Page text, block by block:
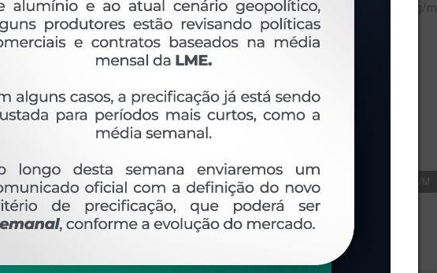
Perfil extrudado de alumínio para LIDER, com peso linear de 0,135kg/m.
Ver perfis relacionados
Etiquetas: 910- PESO LINEAR - 0 135 KG/M SAN-21 135KG/M